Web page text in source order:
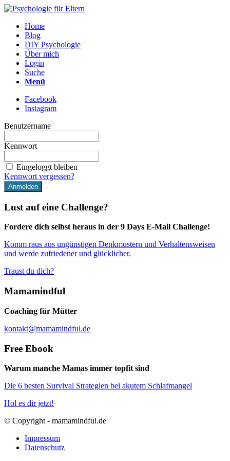
Home
Blog
DIY Psychologie
Über mich
Login
Suche
Menü
Facebook
Instagram
Benutzername
Kennwort
Eingeloggt bleiben
Kennwort vergessen?
Lust auf eine Challenge?
Fordere dich selbst heraus in der 9 Days E-Mail Challenge!
Komm raus aus ungünstigen Denkmustern und Verhaltensweisen
und werde zufriedener und glücklicher.
Traust du dich?
Mamamindful
Coaching für Mütter
kontakt@mamamindful.de
Free Ebook
Warum manche Mamas immer topfit sind
Die 6 besten Survival Strategien bei akutem Schlafmangel
Hol es dir jetzt!
© Copyright - mamamindful.de
Impressum
Datenschutz